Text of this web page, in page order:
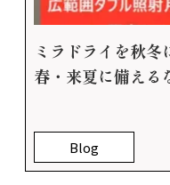
Blog
ミラドライを秋
春・来夏に備える